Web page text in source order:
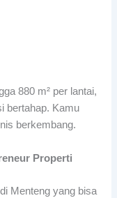
880 m² per lantai,
bertahap. Kamu
berkembang.
Properti
Menteng yang bisa